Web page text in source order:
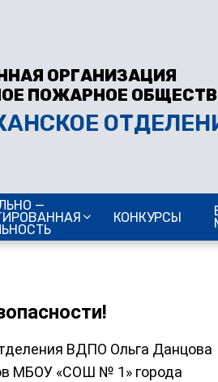
ОРГАНИЗАЦИЯ
ПОЖАРНОЕ
—
КОНКУРСЫ
ВДПО Ольга Данцова
МБОУ «СОШ № 1» города